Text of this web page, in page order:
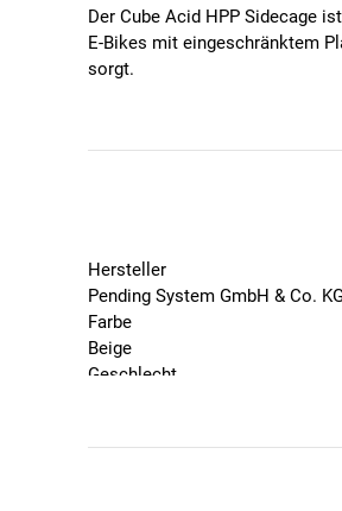
Der Cube Acid HPP Sidecage
E-Bikes mit eingeschränktem
sorgt.
Material: Kunststoff
Hersteller
Pending System GmbH & Co.
Farbe
Beige
Geschlecht
Cube